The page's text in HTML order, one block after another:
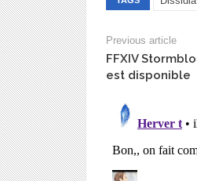
Previous article
FFXIV
est disponible